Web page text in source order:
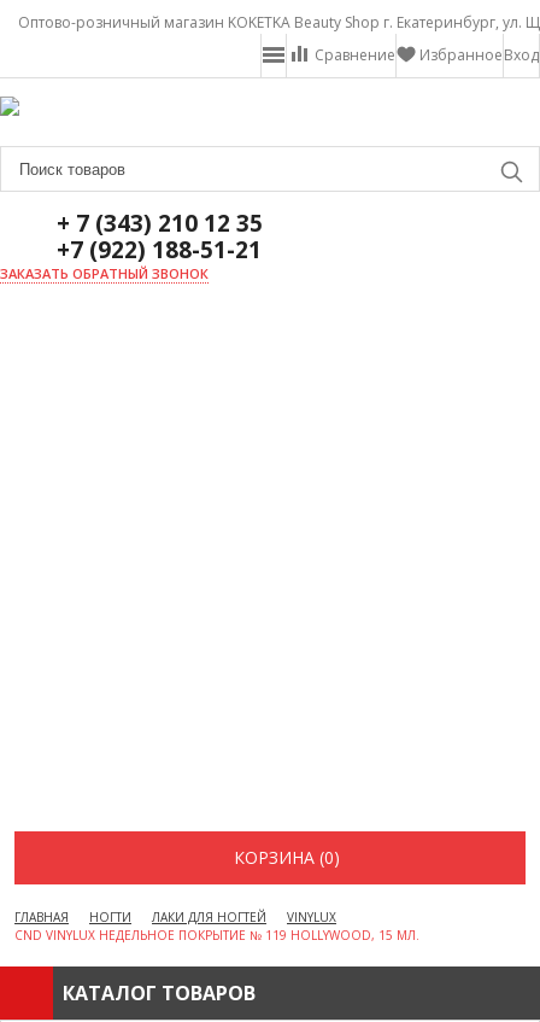
Оптово-розничный магазин KOKETKA Beauty Shop г. Екатеринбург, ул.
Вход
Избранное
Сравнение
+ 7 (343) 210 12 35
+7 (922) 188-51-21
ЗАКАЗАТЬ ОБРАТНЫЙ ЗВОНОК
КОРЗИНА (0)
ГЛАВНАЯ НОГТИ ЛАКИ ДЛЯ НОГТЕЙ
VINYLUX
CND VINYLUX НЕДЕЛЬНОЕ ПОКРЫТИЕ № 119 HOLLYWOOD, 15 МЛ.
КАТАЛОГ ТОВАРОВ